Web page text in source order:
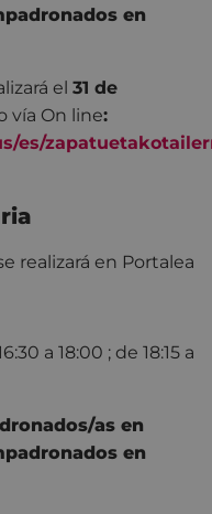
en
el 31 de
vía On line:
es/
realizará en Portalea
a 18:00 ; de 18:15 a
as en
en